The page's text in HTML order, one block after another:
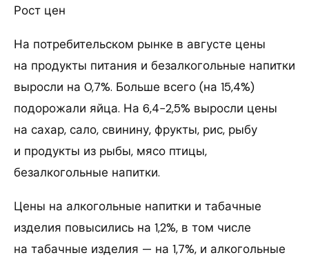
Рост цен
На потребительском рынке в августе цены
на продукты питания и безалкогольные напитки
выросли на 0,7%. Больше всего (на 15,4%)
подорожали яйца. На 6,4−2,5% выросли цены
на сахар, сало, свинину, фрукты, рис, рыбу
и продукты из рыбы, мясо птицы,
безалкогольные напитки.
Цены на алкогольные напитки и табачные
изделия повысились на 1,2%, в том числе
на табачные изделия — на 1,7%, и алкогольные